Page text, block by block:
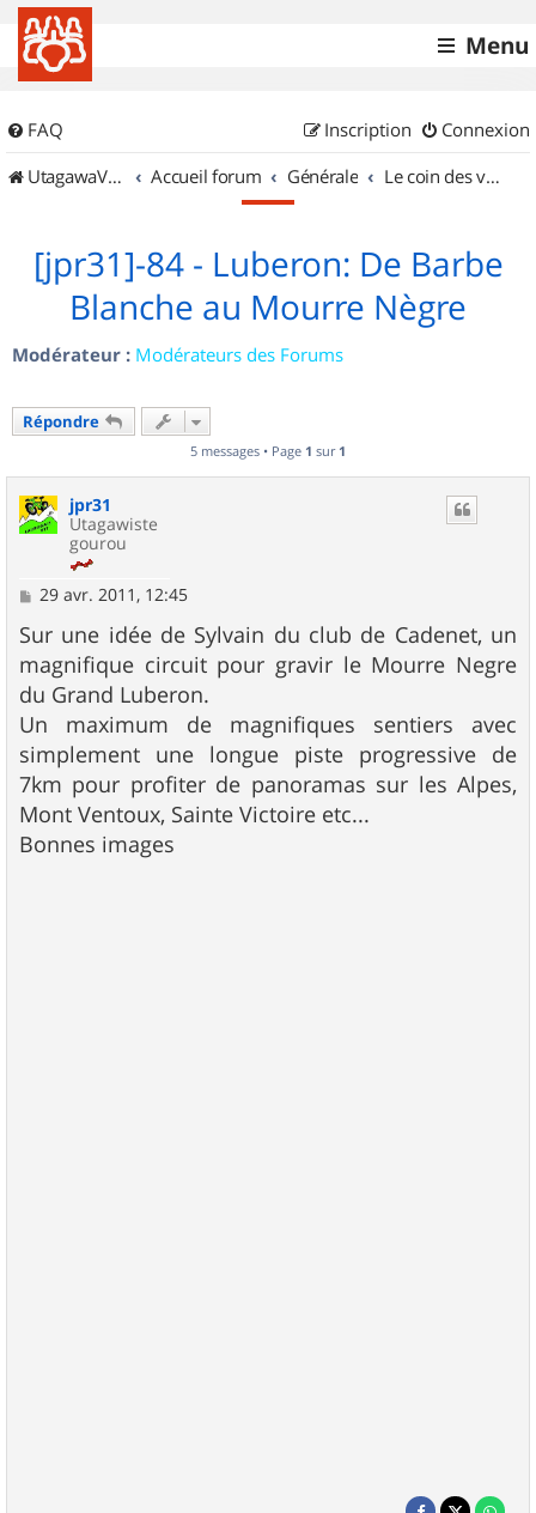
Menu
FAQ Connexion
Inscription
UtagawaVTT (Randos VTT et VTTAE avec traces GPS)
Accueil forum Générale Le coin des vidéastes
[jpr31]-84 - Luberon: De Barbe
Blanche au Mourre Nègre
Modérateur : Modérateurs des Forums
Répondre
5 messages • Page 1 sur 1
jpr31
Utagawiste
gourou
M
s
s
a
g
e
29 avr. 2011, 12:45
Sur une idée de Sylvain du club de Cadenet, un
magnifique circuit pour gravir le Mourre Negre
du Grand Luberon.
Un maximum de magnifiques sentiers avec
simplement une longue piste progressive de
7km pour profiter de panoramas sur les Alpes,
Mont Ventoux, Sainte Victoire etc...
Bonnes images